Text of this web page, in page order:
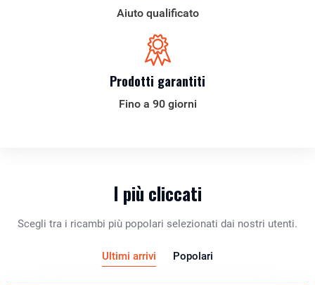
Aiuto qualificato
Prodotti garantiti
Fino a 90 giorni
I più cliccati
Scegli tra i ricambi più popolari selezionati dai nostri utenti.
Ultimi arrivi Popolari